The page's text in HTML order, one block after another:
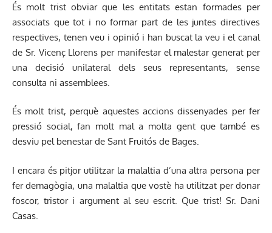
És molt trist obviar que les entitats estan formades per
associats que tot i no formar part de les juntes directives
respectives, tenen veu i opinió i han buscat la veu i el canal
de Sr. Vicenç Llorens per manifestar el malestar generat per
una decisió unilateral dels seus representants, sense
consulta ni assemblees.
És molt trist, perquè aquestes accions dissenyades per fer
pressió social, fan molt mal a molta gent que també es
desviu pel benestar de Sant Fruitós de Bages.
I encara és pitjor utilitzar la malaltia d’una altra persona per
fer demagògia, una malaltia que vostè ha utilitzat per donar
foscor, tristor i argument al seu escrit. Que trist! Sr. Dani
Casas.